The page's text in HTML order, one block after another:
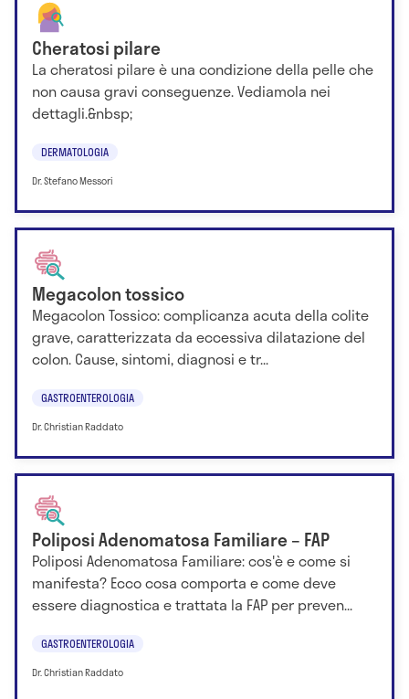
Cheratosi pilare
La cheratosi pilare è una condizione della pelle che
non causa gravi conseguenze. Vediamola nei
dettagli.&nbsp;
DERMATOLOGIA
Dr. Stefano Messori
Megacolon tossico
Megacolon Tossico: complicanza acuta della colite
grave, caratterizzata da eccessiva dilatazione del
colon. Cause, sintomi, diagnosi e tr...
GASTROENTEROLOGIA
Dr. Christian Raddato
Poliposi Adenomatosa Familiare – FAP
Poliposi Adenomatosa Familiare: cos'è e come si
manifesta? Ecco cosa comporta e come deve
essere diagnostica e trattata la FAP per preven...
GASTROENTEROLOGIA
Dr. Christian Raddato